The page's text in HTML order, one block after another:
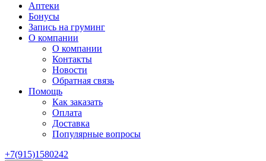
Аптеки
Бонусы
Запись на груминг
О компании
О компании
Контакты
Новости
Обратная связь
Помощь
Как заказать
Оплата
Доставка
Популярные вопросы
+7(915)1580242